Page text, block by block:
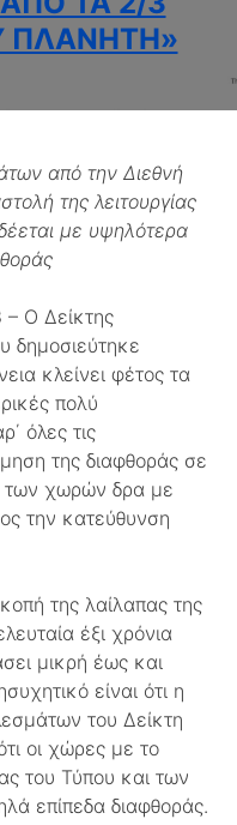
ΠΛΑΝΉΤΗ»
από την Διεθνή
της λειτουργίας
με υψηλότερα
– Ο Δείκτης
δημοσιεύτηκε
κλείνει φέτος τα
πολύ
όλες τις
της διαφθοράς σε
των χωρών δρα με
την κατεύθυνση
της λαίλαπας της
έξι χρόνια
μικρή έως και
είναι ότι η
του Δείκτη
οι χώρες με το
του Τύπου και των
επίπεδα διαφθοράς.